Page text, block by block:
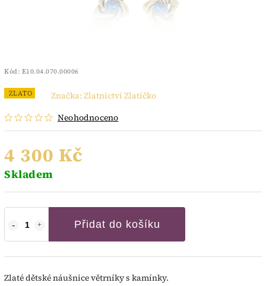
Kód: E10.04.070.00006
ZLATO
Neohodnoceno
Značka: Zlatnictví Zlatíčko
4 300 Kč
Skladem
Přidat do košíku
Zlaté dětské náušnice větrníky s kamínky.